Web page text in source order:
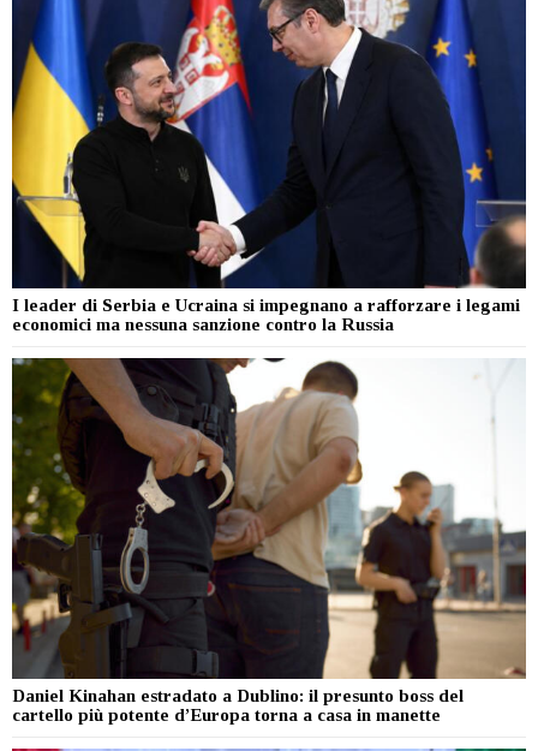
I leader di Serbia e Ucraina si impegnano a rafforzare i legami
economici ma nessuna sanzione contro la Russia
Daniel Kinahan estradato a Dublino: il presunto boss del
cartello più potente d’Europa torna a casa in manette